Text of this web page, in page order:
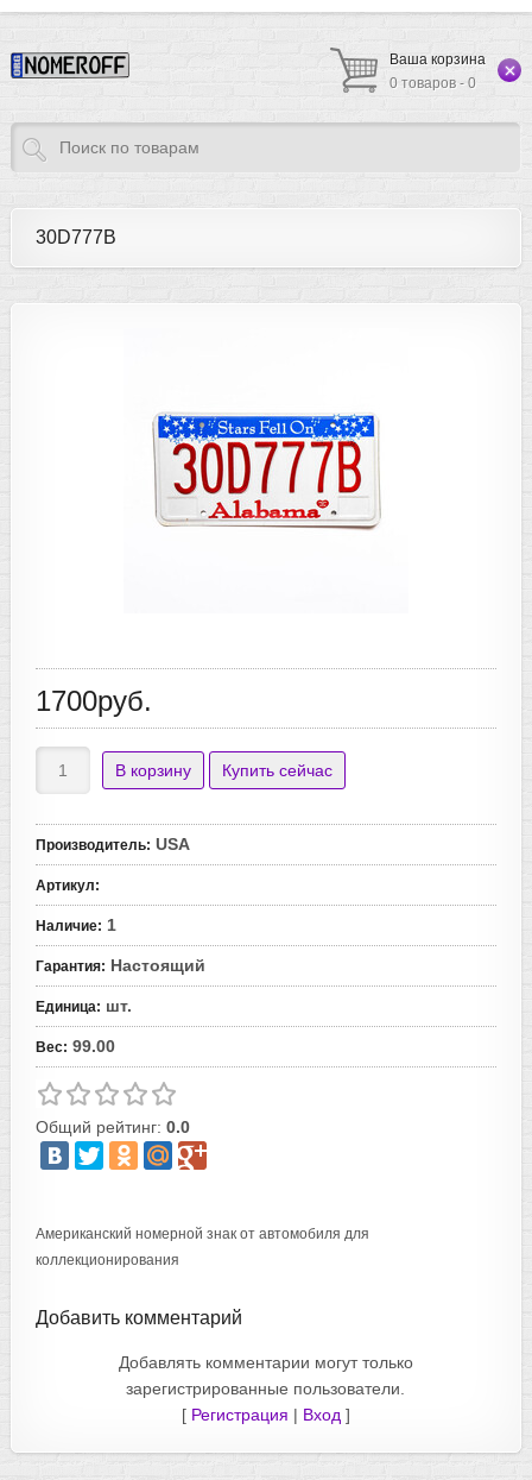
Ваша корзина
0 товаров - 0
30D777B
1700руб.
Производитель: USA
Артикул:
Наличие: 1
Гарантия: Настоящий
Единица: шт.
Вес: 99.00
Общий рейтинг: 0.0
Американский номерной знак от автомобиля для
коллекционирования
Добавить комментарий
Добавлять комментарии могут только
зарегистрированные пользователи.
[ Регистрация | Вход ]